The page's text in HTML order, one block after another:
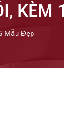
KÈM
Mẫu Đẹp